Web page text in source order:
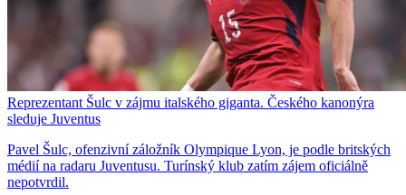
Reprezentant Šulc v zájmu italského giganta. Českého kanonýra
sleduje Juventus
Pavel Šulc, ofenzivní záložník Olympique Lyon, je podle britských
médií na radaru Juventusu. Turínský klub zatím zájem oficiálně
nepotvrdil.